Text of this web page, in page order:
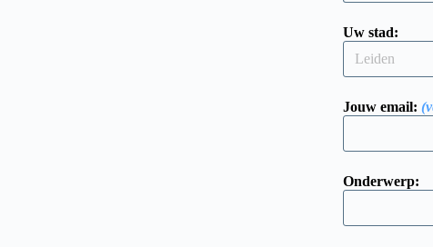
Uw stad:
Jouw email:
Onderwerp: